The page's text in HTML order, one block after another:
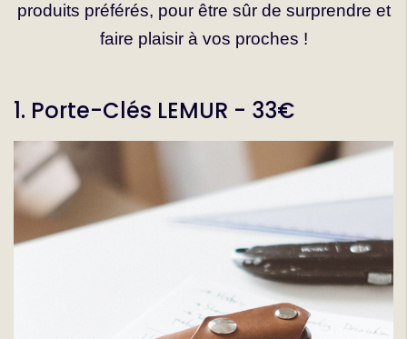
produits préférés, pour être sûr de surprendre et
faire plaisir à vos proches !
1. Porte-Clés LEMUR - 33€